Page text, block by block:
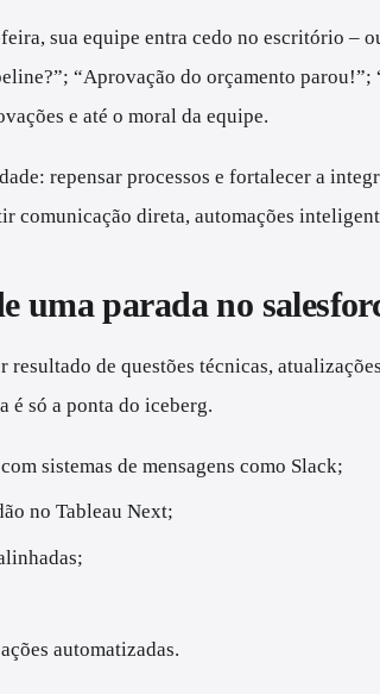
sua equipe entra cedo no escritório –
“Aprovação do orçamento
e até o moral da equipe.
repensar processos e fortalecer a
comunicação direta, automações
uma parada no
de questões técnicas,
é só a ponta do iceberg.
sistemas de mensagens como Slack;
no Tableau Next;
automatizadas.